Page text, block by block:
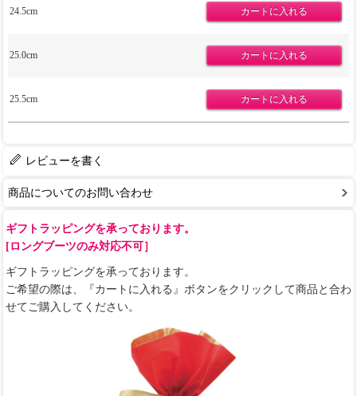
24.5cm
25.0cm
25.5cm
レビューを書く
商品についてのお問い合わせ
ギフトラッピングを承っております。
[ロングブーツのみ対応不可］
ギフトラッピングを承っております。
ご希望の際は、『カートに入れる』ボタンをクリックして商品と合わ
せてご購入してください。